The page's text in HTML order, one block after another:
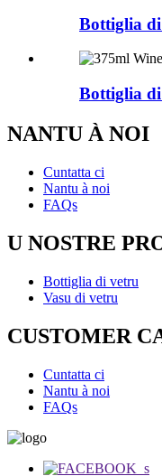
Bottiglia
Bottiglia
NANTU À NOI
Cuntatta ci
Nantu à noi
FAQs
U NOSTRE
Bottiglia di vetru
Vasu di vetru
CUSTOMER
Cuntatta ci
Nantu à noi
FAQs